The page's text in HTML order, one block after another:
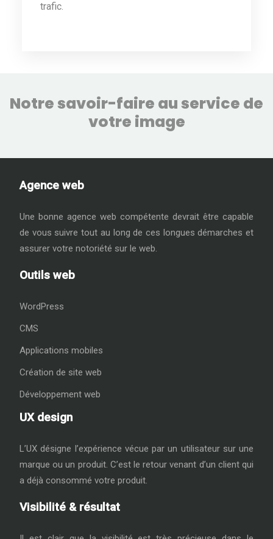
trafic.
Notre savoir-faire au service de
votre image
Agence web
Une bonne agence web compétente devrait être capable
de vous suivre tout au long de ces longues démarches et
assurer votre notoriété sur le web.
Outils web
WordPress
CMS
Applications mobiles
Création de site web
Développement web
UX design
L’UX désigne l’expérience vécue par un utilisateur sur une
marque ou un produit. C’est le retour venant d’un client qui
a déjà consommé votre produit.
Visibilité & résultat